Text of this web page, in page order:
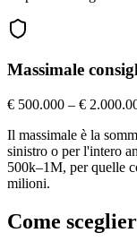
Massimale
€ 500.000 – €
Il massimale è la
sinistro o per l'intero
500k–1M, per quelle
milioni.
Come